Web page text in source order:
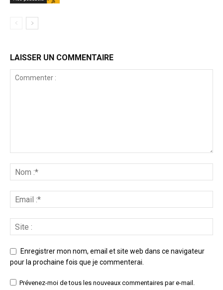
LAISSER UN COMMENTAIRE
Enregistrer mon nom, email et site web dans ce navigateur
pour la prochaine fois que je commenterai.
Prévenez-moi de tous les nouveaux commentaires par e-mail.